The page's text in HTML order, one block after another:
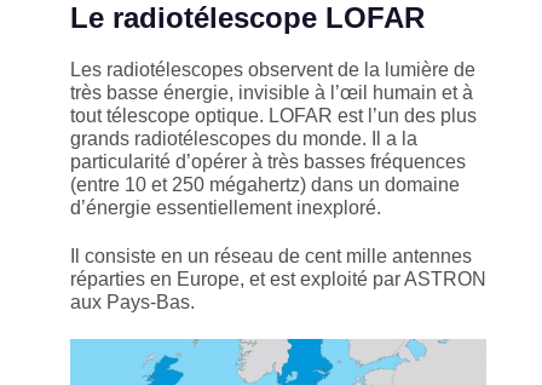
Le radiotélescope LOFAR
Les radiotélescopes observent de la lumière de
très basse énergie, invisible à l’œil humain et à
tout télescope optique. LOFAR est l’un des plus
grands radiotélescopes du monde. Il a la
particularité d’opérer à très basses fréquences
(entre 10 et 250 mégahertz) dans un domaine
d’énergie essentiellement inexploré.
Il consiste en un réseau de cent mille antennes
réparties en Europe, et est exploité par ASTRON
aux Pays-Bas.